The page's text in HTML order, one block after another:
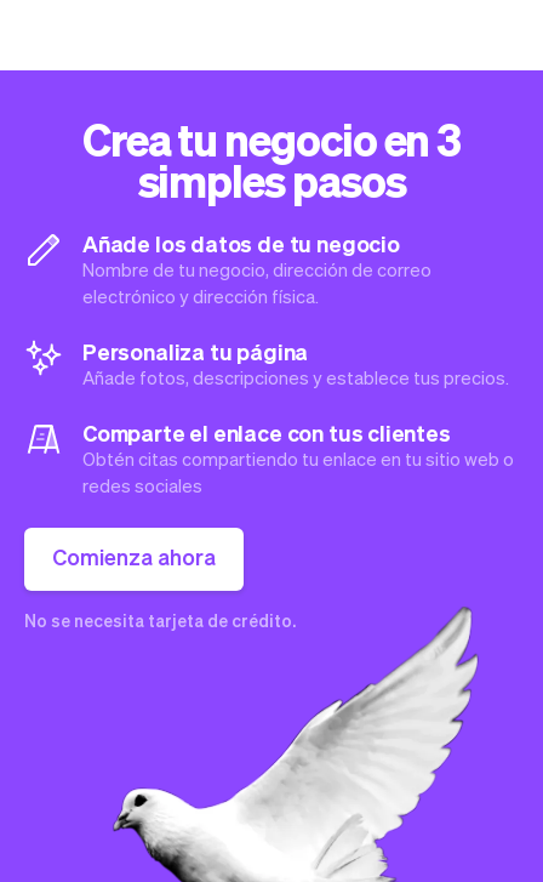
Crea tu negocio en 3
simples pasos
Añade los datos de tu negocio
Nombre de tu negocio, dirección de correo
electrónico y dirección física.
Personaliza tu página
Añade fotos, descripciones y establece tus precios.
Comparte el enlace con tus clientes
Obtén citas compartiendo tu enlace en tu sitio web o
redes sociales
Comienza ahora
No se necesita tarjeta de crédito.